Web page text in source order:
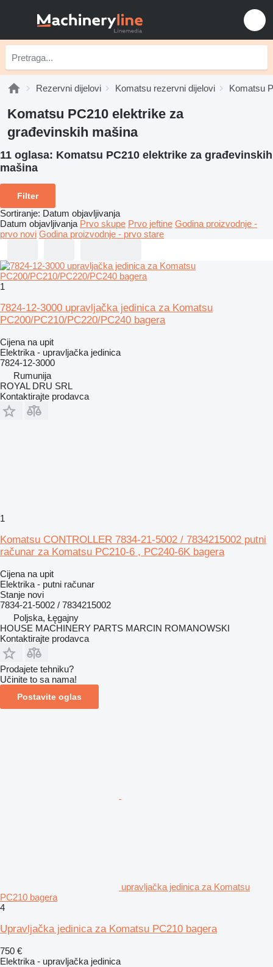
Rezervni dijelovi Komatsu rezervni dijelovi Komatsu
Komatsu PC210 elektrike za
građevinskih mašina
11 oglasa: Komatsu PC210 elektrike za građevinskih
mašina
Filter
Sortiranje: Datum objavljivanja
Datum objavljivanja Prvo skupe Prvo jeftine Godina proizvodnje -
prvo novi Godina proizvodnje - prvo stare
1
7824-12-3000 upravljačka jedinica za Komatsu
PC200/PC210/PC220/PC240 bagera
Cijena na upit
Elektrika - upravljačka jedinica
7824-12-3000
Rumunija
ROYAL DRU SRL
Kontaktirajte prodavca
1
Komatsu CONTROLLER 7834-21-5002 / 7834215002 putni
računar za Komatsu PC210-6 , PC240-6K bagera
Cijena na upit
Elektrika - putni računar
Stanje novi
7834-21-5002 / 7834215002
Poljska, Łęgajny
HOUSE MACHINERY PARTS MARCIN ROMANOWSKI
Kontaktirajte prodavca
Prodajete tehniku?
Učinite to sa nama!
Postavite oglas
upravljačka jedinica za Komatsu
PC210 bagera
4
Upravljačka jedinica za Komatsu PC210 bagera
750 €
Elektrika - upravljačka jedinica